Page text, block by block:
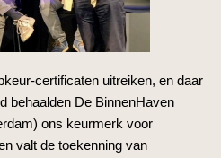
certificaten uitreiken, en daar
behaalden De BinnenHaven
ons keurmerk voor
valt de toekenning van